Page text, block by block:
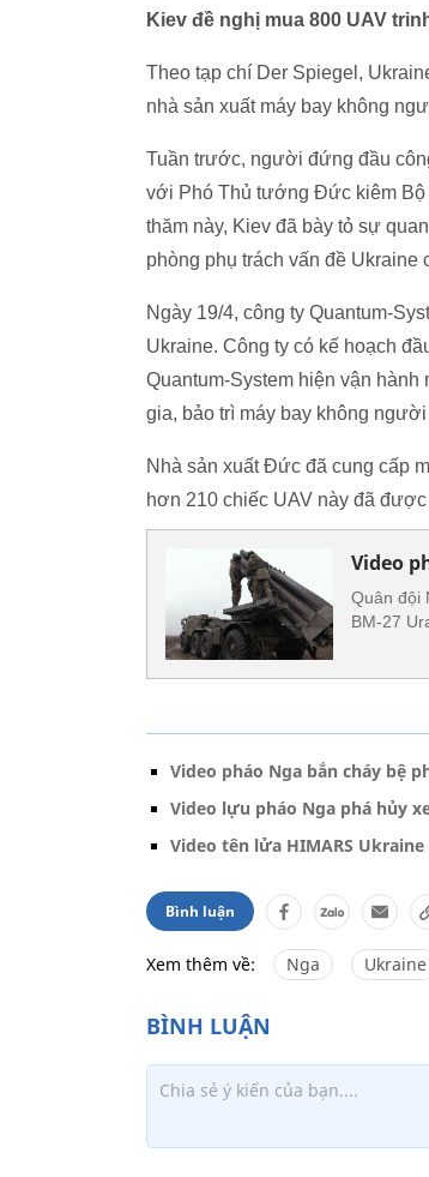
Kiev đề nghị mua 800 UAV
Theo tạp chí Der Spiegel,
nhà sản xuất máy bay không
Tuần trước, người đứng đầu
với Phó Thủ tướng Đức kiêm Bộ
thăm này, Kiev đã bày tỏ sự
phòng phụ trách vấn đề
Ngày 19/4, công ty Quantum-
Ukraine. Công ty có kế hoạch
Quantum-System hiện vận hành
gia, bảo trì máy bay không
Nhà sản xuất Đức đã cung cấp
hơn 210 chiếc UAV này đã
Video
Quân đội
BM-27
Video pháo Nga bắn cháy bệ
Video lựu pháo Nga phá hủy
Video tên lửa HIMARS
Bình luận
Xem thêm về: Nga Ukraine